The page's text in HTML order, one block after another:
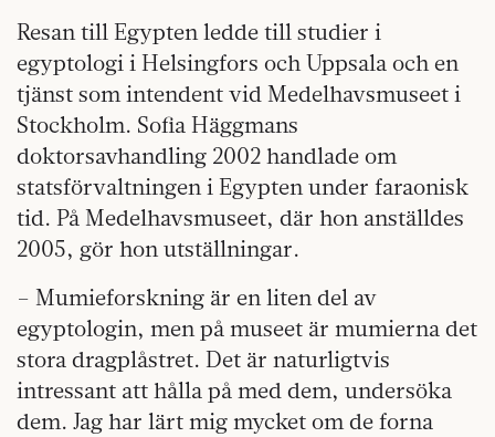
Resan till Egypten ledde till studier i
egyptologi i Helsingfors och Uppsala och en
tjänst som intendent vid Medelhavsmuseet i
Stockholm. Sofia Häggmans
doktorsavhandling 2002 handlade om
statsförvaltningen i Egypten under faraonisk
tid. På Medelhavsmuseet, där hon anställdes
2005, gör hon utställningar.
– Mumieforskning är en liten del av
egyptologin, men på museet är mumierna det
stora dragplåstret. Det är naturligtvis
intressant att hålla på med dem, undersöka
dem. Jag har lärt mig mycket om de forna